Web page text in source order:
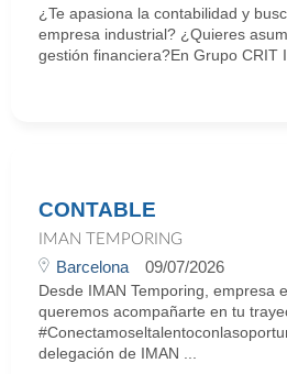
¿Te apasiona la contabilidad y
empresa industrial? ¿Quieres
gestión financiera?En Grupo CRIT
CONTABLE
IMAN TEMPORING
Barcelona 09/07/2026
Desde IMAN Temporing, empresa
queremos acompañarte en tu
delegación de IMAN ...